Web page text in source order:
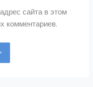
сайта в этом
комментариев.